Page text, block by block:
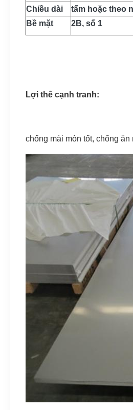
Chiều dài
tấm hoặc theo
Bề mặt
2B, số 1
Lợi thế cạnh tranh:
chống mài mòn tốt, chống